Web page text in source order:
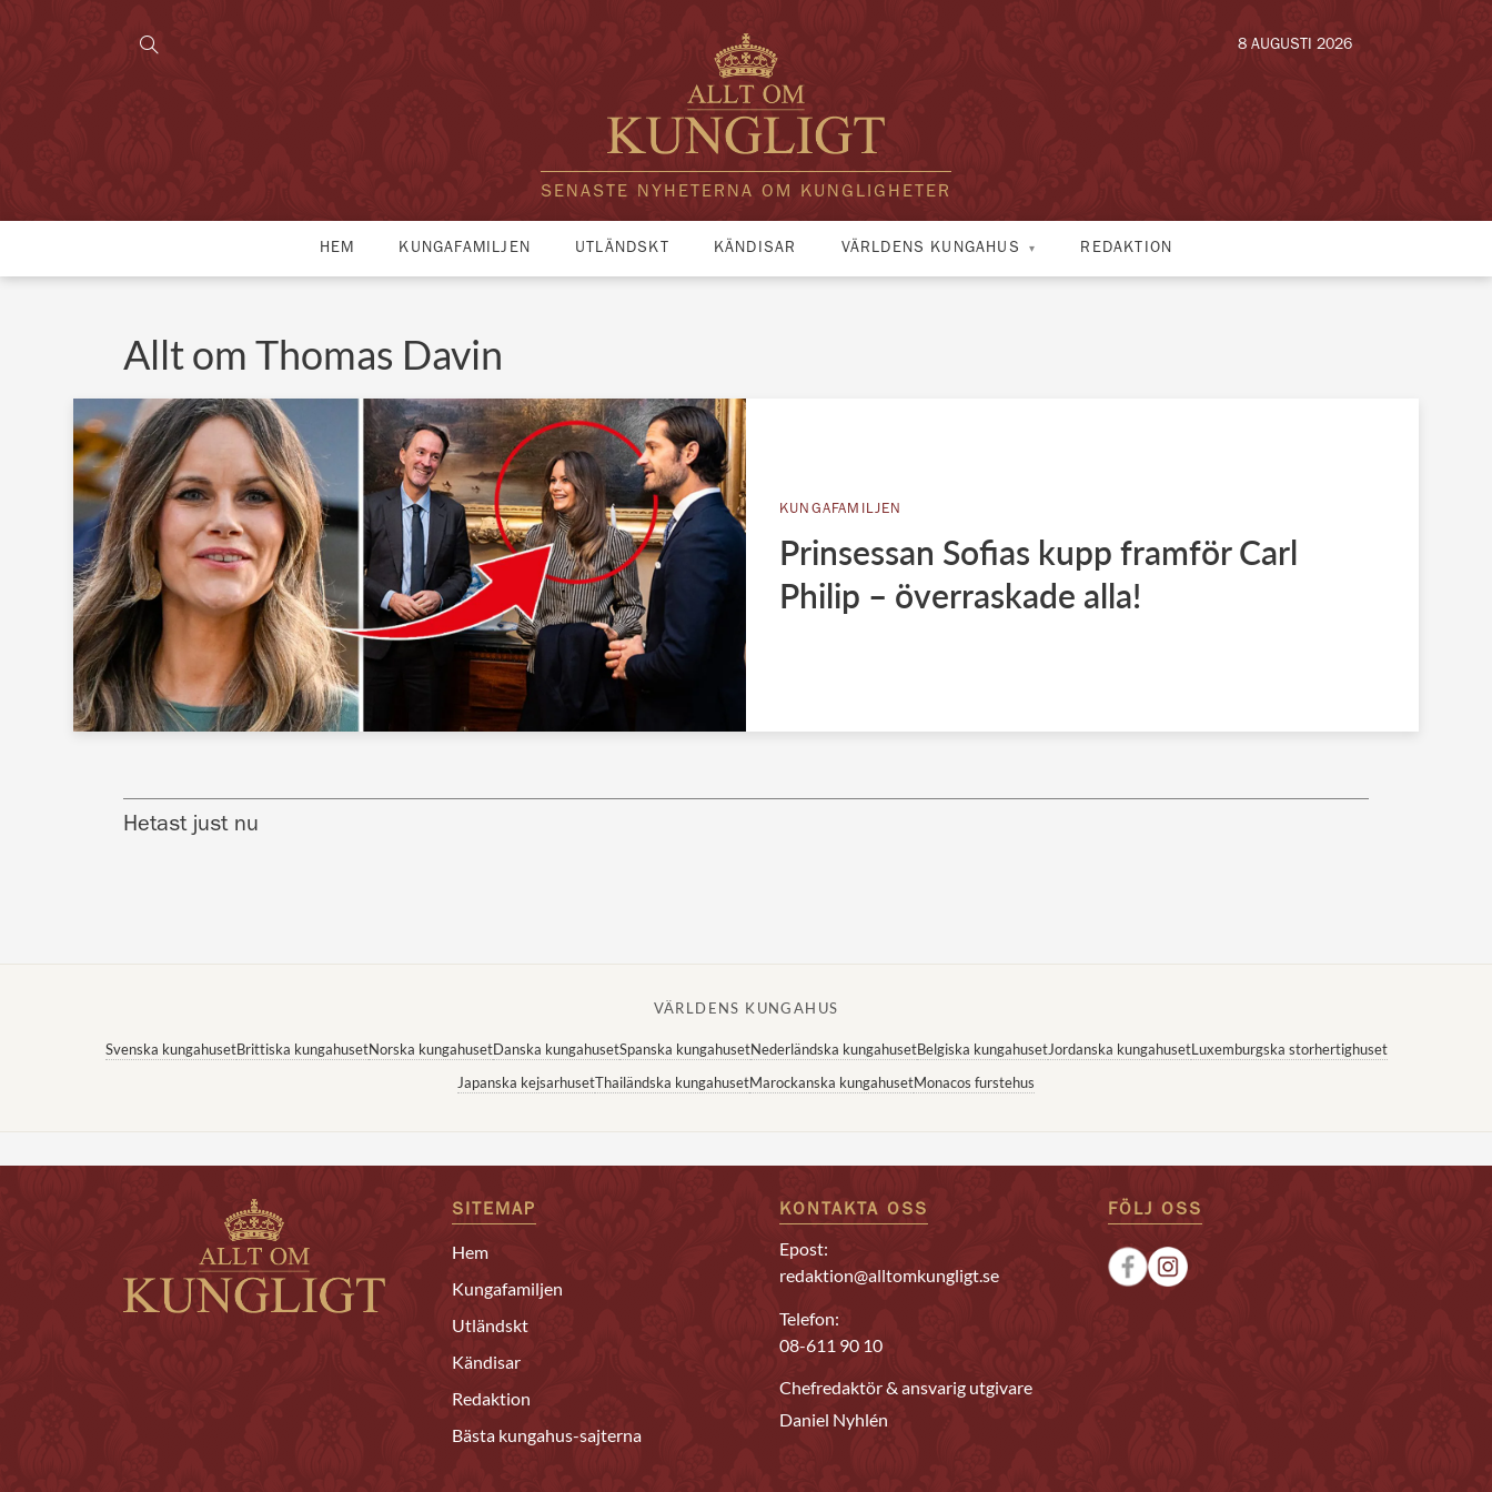
SENASTE NYHETERNA OM KUNGLIGHETER
8 AUGUSTI 2026
HEM KUNGAFAMILJEN UTLÄNDSKT KÄNDISAR VÄRLDENS KUNGAHUS REDAKTION
Allt om Thomas Davin
KUNGAFAMILJEN
Prinsessan Sofias kupp framför Carl
Philip – överraskade alla!
Hetast just nu
VÄRLDENS KUNGAHUS
Svenska kungahusetBrittiska kungahusetNorska kungahusetDanska kungahusetSpanska kungahusetNederländska kungahusetBelgiska kungahusetJordanska kungahusetLuxemburgska storhertighuset
Japanska kejsarhusetThailändska kungahusetMarockanska kungahusetMonacos furstehus
SITEMAP
Hem
Kungafamiljen
Utländskt
Kändisar
Redaktion
Bästa kungahus-sajterna
KONTAKTA OSS
Epost:
redaktion@alltomkungligt.se
Telefon:
08-611 90 10
Chefredaktör & ansvarig utgivare
Daniel Nyhlén
FÖLJ OSS